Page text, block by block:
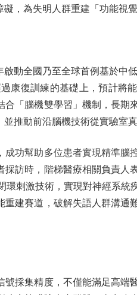
，為失明人群重建「功能視覺
全國乃至全球首例基於中低
康復訓練的基礎上，預計將
「腦機雙學習」機制，長期
推動前沿腦機技術從實驗室真
幫助多位患者實現精準腦
訪時，階梯醫療相關負責人
刺激技術，實現對神經系統
建賽道，破解失語人群溝通
採集精度，不僅能滿足高端